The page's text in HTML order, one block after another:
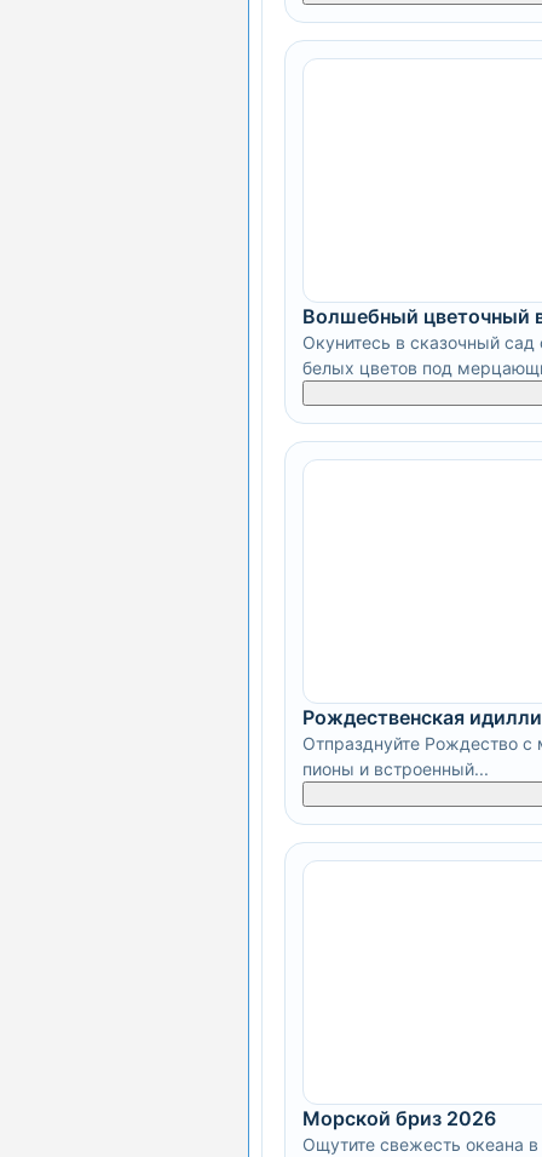
Волшебный цветочный
Окунитесь в сказочный
белых цветов под
Рождественская
Отпразднуйте Рождество с
пионы и встроенный...
Морской бриз 2026
Ощутите свежесть океана